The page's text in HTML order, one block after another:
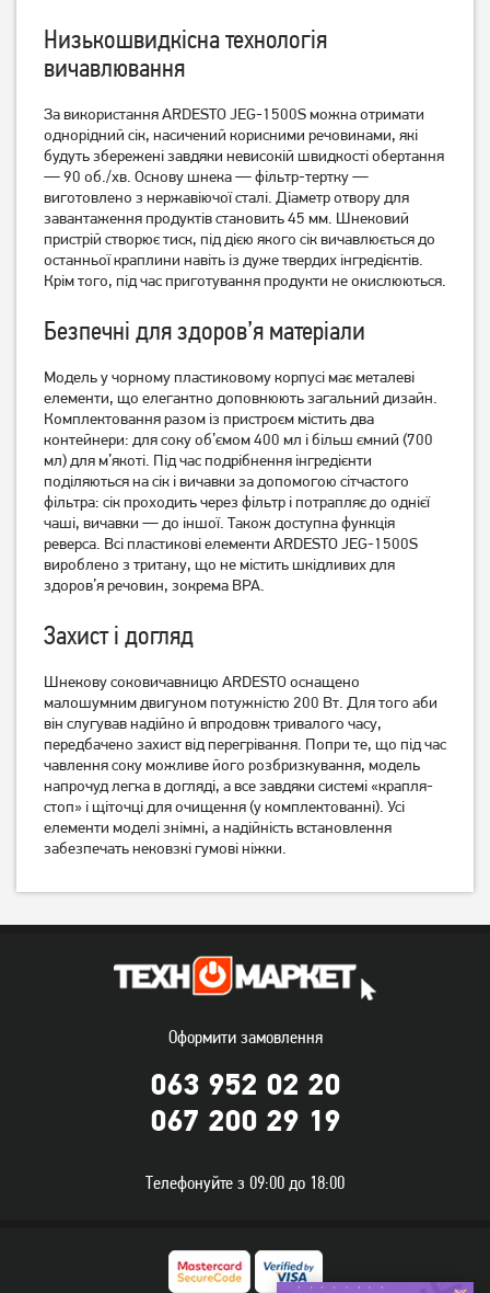
Соковижималка для
цитрусових Philips
HR2738/00
1 669грн
1 329
Соковитискач Philips
HR1889/70
11 629грн
9 299грн
Соковитискач Philips
HR1922/21
12 499грн
Соковитискач шнековий
Tefal JUICEO ZC150838
Соковитискач
800
Соковитискач шнековий
2 519грн
ZJP3900 (шнекова)
цитрусових Magio MG-188
1 679грн
Низькошвидкісна технологія
вичавлювання
За використання ARDESTO JEG-1500S можна отримати
однорідний сік, насичений корисними речовинами, які
будуть збережені завдяки невисокій швидкості обертання
— 90 об./хв. Основу шнека — фільтр-тертку —
виготовлено з нержавіючої сталі. Діаметр отвору для
завантаження продуктів становить 45 мм. Шнековий
пристрій створює тиск, під дією якого сік вичавлюється до
останньої краплини навіть із дуже твердих інгредієнтів.
Крім того, під час приготування продукти не окислюються.
Безпечні для здоров’я матеріали
Модель у чорному пластиковому корпусі має металеві
елементи, що елегантно доповнюють загальний дизайн.
Комплектовання разом із пристроєм містить два
контейнери: для соку об’ємом 400 мл і більш ємний (700
мл) для м’якоті. Під час подрібнення інгредієнти
поділяються на сік і вичавки за допомогою сітчастого
фільтра: сік проходить через фільтр і потрапляє до однієї
чаші, вичавки — до іншої. Також доступна функція
реверса. Всі пластикові елементи ARDESTO JEG-1500S
вироблено з тритану, що не містить шкідливих для
здоров’я речовин, зокрема BPA.
Захист і догляд
Шнекову соковичавницю ARDESTO оснащено
малошумним двигуном потужністю 200 Вт. Для того аби
він слугував надійно й впродовж тривалого часу,
передбачено захист від перегрівання. Попри те, що під час
чавлення соку можливе його розбризкування, модель
напрочуд легка в догляді, а все завдяки системі «крапля-
стоп» і щіточці для очищення (у комплектованні). Усі
елементи моделі знімні, а надійність встановлення
забезпечать нековзкі гумові ніжки.
Оформити замовлення
063 952 02 20
067 200 29 19
Телефонуйте з 09:00 до 18:00